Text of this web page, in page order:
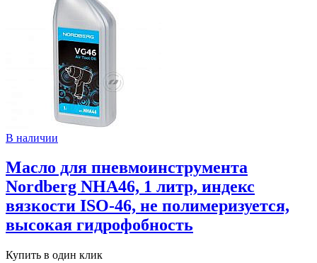
В наличии
Масло для пневмоинструмента
Nordberg NHA46, 1 литр, индекс
вязкости ISO-46, не полимеризуется,
высокая гидрофобность
Купить в один клик